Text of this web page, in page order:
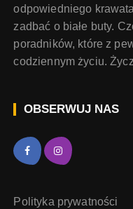
odpowiedniego
zadbać o białe buty.
poradników, które z
codziennym życiu.
OBSERWUJ NAS
Polityka prywatności